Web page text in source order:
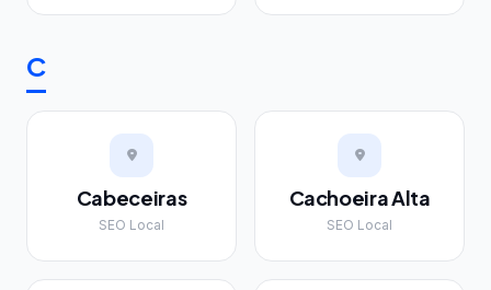
C
Cabeceiras
SEO Local
Cachoeira Alta
SEO Local